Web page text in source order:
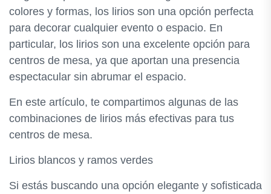
colores y formas, los lirios son una opción perfecta
para decorar cualquier evento o espacio. En
particular, los lirios son una excelente opción para
centros de mesa, ya que aportan una presencia
espectacular sin abrumar el espacio.
En este artículo, te compartimos algunas de las
combinaciones de lirios más efectivas para tus
centros de mesa.
Lirios blancos y ramos verdes
Si estás buscando una opción elegante y sofisticada